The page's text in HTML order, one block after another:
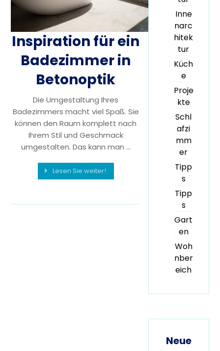
Inspiration für ein
Badezimmer in
Betonoptik
Die Umgestaltung Ihres
Badezimmers macht viel Spaß. Sie
können den Raum komplett nach
Ihrem Stil und Geschmack
umgestalten. Das kann man ...
Lesen Sie weiter!
Inne
narc
hitek
tur
Küch
e
Proje
kte
Schl
afzi
mm
er
Tipp
s
Tipp
s
Gart
en
Woh
nber
eich
Neue